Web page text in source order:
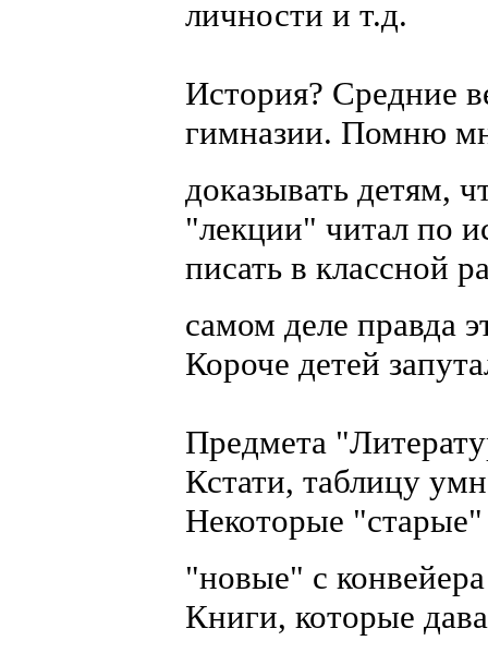
личности и т.д.
История? Средние
гимназии. Помню
доказывать детям,
"лекции" читал по
писать в классной
самом деле правда
Короче детей
Предмета
Кстати, таблицу
Некоторые "старые"
"новые" с
Книги, которые